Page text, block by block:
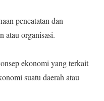
pencatatan dan
atau organisasi.
ekonomi yang terkait
suatu daerah atau